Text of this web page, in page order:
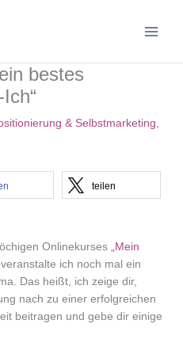
bestes
& Selbstmarketing,
teilen
Onlinekurses „Mein
veranstalte ich noch mal ein
Das heißt, ich zeige dir,
nach zu einer erfolgreichen
beitragen und gebe dir einige